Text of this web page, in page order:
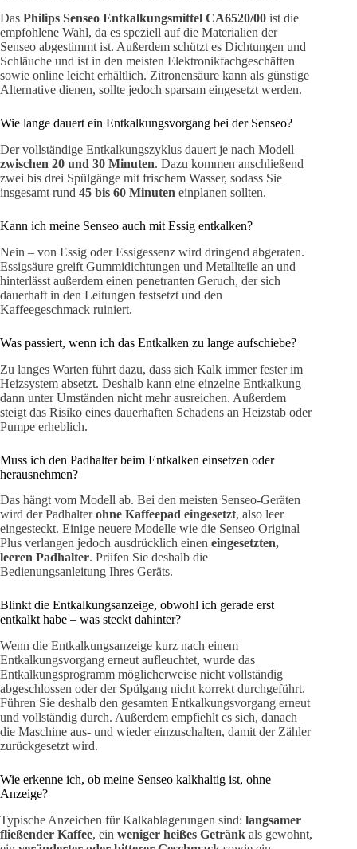
Das Philips Senseo Entkalkungsmittel CA6520/00 ist die
empfohlene Wahl, da es speziell auf die Materialien der
Senseo abgestimmt ist. Außerdem schützt es Dichtungen und
Schläuche und ist in den meisten Elektronikfachgeschäften
sowie online leicht erhältlich. Zitronensäure kann als günstige
Alternative dienen, sollte jedoch sparsam eingesetzt werden.
Wie lange dauert ein Entkalkungsvorgang bei der Senseo?
Der vollständige Entkalkungszyklus dauert je nach Modell
zwischen 20 und 30 Minuten. Dazu kommen anschließend
zwei bis drei Spülgänge mit frischem Wasser, sodass Sie
insgesamt rund 45 bis 60 Minuten einplanen sollten.
Kann ich meine Senseo auch mit Essig entkalken?
Nein – von Essig oder Essigessenz wird dringend abgeraten.
Essigsäure greift Gummidichtungen und Metallteile an und
hinterlässt außerdem einen penetranten Geruch, der sich
dauerhaft in den Leitungen festsetzt und den
Kaffeegeschmack ruiniert.
Was passiert, wenn ich das Entkalken zu lange aufschiebe?
Zu langes Warten führt dazu, dass sich Kalk immer fester im
Heizsystem absetzt. Deshalb kann eine einzelne Entkalkung
dann unter Umständen nicht mehr ausreichen. Außerdem
steigt das Risiko eines dauerhaften Schadens an Heizstab oder
Pumpe erheblich.
Muss ich den Padhalter beim Entkalken einsetzen oder
herausnehmen?
Das hängt vom Modell ab. Bei den meisten Senseo-Geräten
wird der Padhalterohne Kaffeepad eingesetzt, also leer
eingesteckt. Einige neuere Modelle wie die Senseo Original
Plus verlangen jedoch ausdrücklich einen eingesetzten,
leeren Padhalter. Prüfen Sie deshalb die
Bedienungsanleitung Ihres Geräts.
Blinkt die Entkalkungsanzeige, obwohl ich gerade erst
entkalkt habe – was steckt dahinter?
Wenn die Entkalkungsanzeige kurz nach einem
Entkalkungsvorgang erneut aufleuchtet, wurde das
Entkalkungsprogramm möglicherweise nicht vollständig
abgeschlossen oder der Spülgang nicht korrekt durchgeführt.
Führen Sie deshalb den gesamten Entkalkungsvorgang erneut
und vollständig durch. Außerdem empfiehlt es sich, danach
die Maschine aus- und wieder einzuschalten, damit der Zähler
zurückgesetzt wird.
Wie erkenne ich, ob meine Senseo kalkhaltig ist, ohne
Anzeige?
Typische Anzeichen für Kalkablagerungen sind: langsamer
fließender Kaffee, ein weniger heißes Getränk als gewohnt,